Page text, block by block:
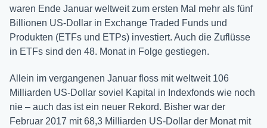
waren Ende Januar weltweit zum ersten Mal mehr als fünf
Billionen US-Dollar in Exchange Traded Funds und
Produkten (ETFs und ETPs) investiert. Auch die Zuflüsse
in ETFs sind den 48. Monat in Folge gestiegen.
Allein im vergangenen Januar floss mit weltweit 106
Milliarden US-Dollar soviel Kapital in Indexfonds wie noch
nie – auch das ist ein neuer Rekord. Bisher war der
Februar 2017 mit 68,3 Milliarden US-Dollar der Monat mit